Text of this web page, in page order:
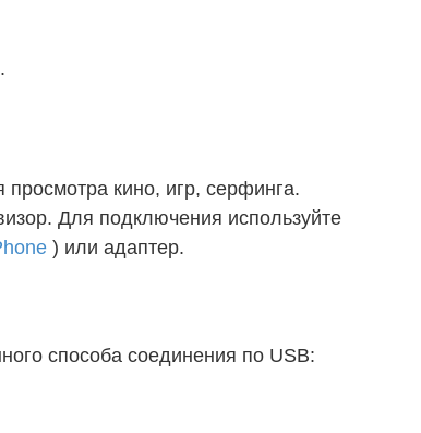
кино, игр, серфинга.
Для подключения используйте
) или адаптер.
способа соединения по USB: